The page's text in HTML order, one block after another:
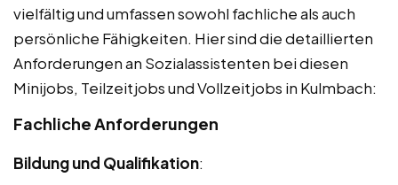
vielfältig und umfassen sowohl fachliche als auch
persönliche Fähigkeiten. Hier sind die detaillierten
Anforderungen an Sozialassistenten bei diesen
Minijobs, Teilzeitjobs und Vollzeitjobs in Kulmbach:
Fachliche Anforderungen
Bildung und Qualifikation: